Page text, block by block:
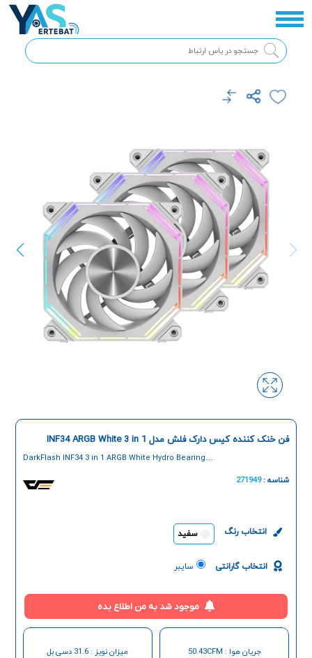
فن خنک کننده کیس دارک فلش مدل INF34 ARGB White 3 in 1
DarkFlash INF34 3 in 1 ARGB White Hydro Bearing
شناسه :271949
انتخاب رنگ سفید
انتخاب گارانتی سایبر
موجود شد به من اطلاع بده
جریان هوا : 50.43CFM میزان نویز : 31.6 دسی بل